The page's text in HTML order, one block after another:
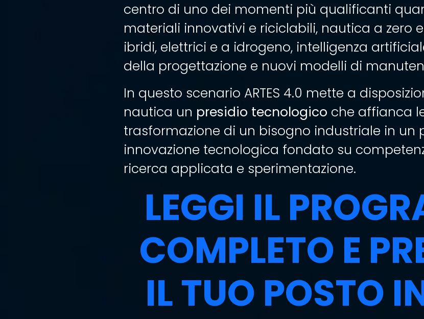
centro di uno dei momenti più qualificanti
materiali innovativi e riciclabili, nautica a zero
ibridi, elettrici e a idrogeno, intelligenza
della progettazione e nuovi modelli di
In questo scenario ARTES 4.0 mette a
nautica un presidio tecnologico che affianca
trasformazione di un bisogno industriale in un
innovazione tecnologica fondato su
ricerca applicata e sperimentazione.
LEGGI IL
COMPLETO E
IL TUO POSTO